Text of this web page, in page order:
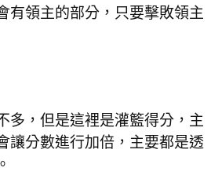
有領主的部分，只要擊敗領主
多，但是這裡是灌籃得分，主
讓分數進行加倍，主要都是透